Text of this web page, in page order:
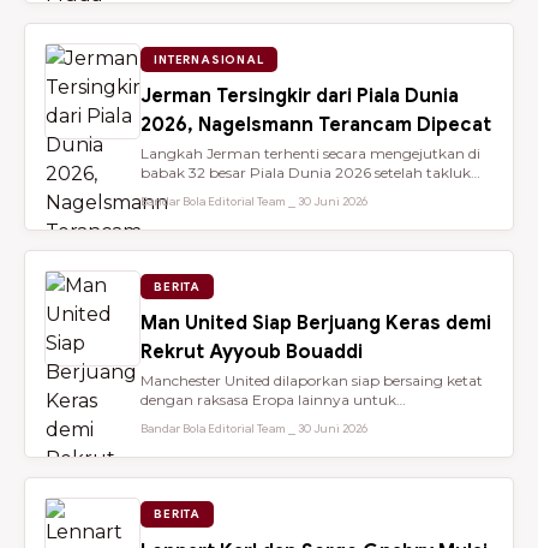
INTERNASIONAL
Jerman Tersingkir dari Piala Dunia
2026, Nagelsmann Terancam Dipecat
Langkah Jerman terhenti secara mengejutkan di
babak 32 besar Piala Dunia 2026 setelah takluk
Bandar Bola Editorial Team ⎯ 30 Juni 2026
BERITA
Man United Siap Berjuang Keras demi
Rekrut Ayyoub Bouaddi
Manchester United dilaporkan siap bersaing ketat
dengan raksasa Eropa lainnya untuk
Bandar Bola Editorial Team ⎯ 30 Juni 2026
BERITA